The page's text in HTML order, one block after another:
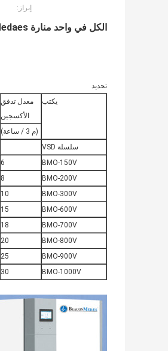
إبراز:
الكل في واحد منارة Medaes مولد الأوكسجين الطبي سلسلة VSD 10m3 / h ~ 30m3 / h
تحديد
يكتب
معدل تدفق
الأكسجين
(م 3 / ساعة)
سلسلة VSD
BMO-150V
6
BMO-200V
8
BMO-300V
10
BMO-600V
15
BMO-700V
18
BMO-800V
20
BMO-900V
25
BMO-1000V
30